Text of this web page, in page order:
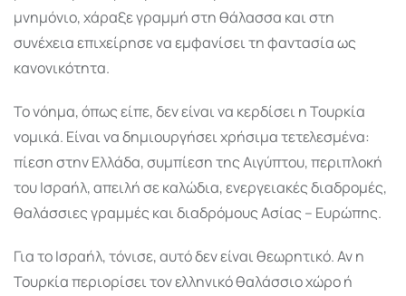
μνημόνιο, χάραξε γραμμή στη θάλασσα και στη
συνέχεια επιχείρησε να εμφανίσει τη φαντασία ως
κανονικότητα.
Το νόημα, όπως είπε, δεν είναι να κερδίσει η Τουρκία
νομικά. Είναι να δημιουργήσει χρήσιμα τετελεσμένα:
πίεση στην Ελλάδα, συμπίεση της Αιγύπτου, περιπλοκή
του Ισραήλ, απειλή σε καλώδια, ενεργειακές διαδρομές,
θαλάσσιες γραμμές και διαδρόμους Ασίας – Ευρώπης.
Για το Ισραήλ, τόνισε, αυτό δεν είναι θεωρητικό. Αν η
Τουρκία περιορίσει τον ελληνικό θαλάσσιο χώρο ή